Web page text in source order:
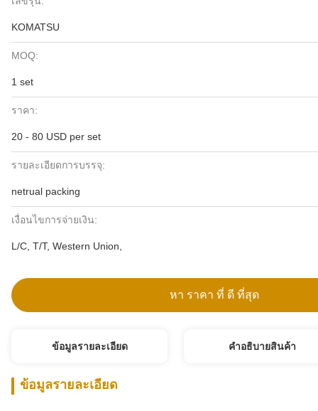
KOMATSU
MOQ:
1 set
ราคา:
20 - 80 USD per set
รายละเอียดการบรรจุ:
netrual packing
เงื่อนไขการจ่ายเงิน:
L/C, T/T, Western Union,
หา ราคา ที่ ดี ที่สุด
ข้อมูลรายละเอียด คําอธิบายสินค้า
ข้อมูลรายละเอียด